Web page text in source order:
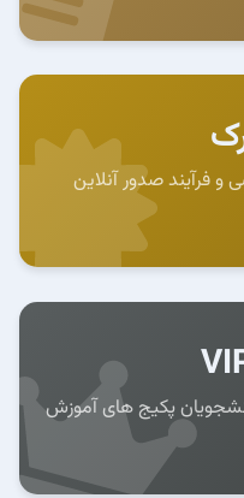
و فرآیند صدور آنلاین
پکیج های آموزش